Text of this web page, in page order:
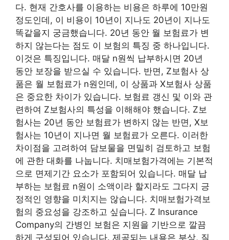
다. 현재 간호사를 이용하는 비용은 하루에 10만원
정도인데, 이 비용이 10년이 지나도 20년이 지나도
똑같을지 궁금했습니다. 20년 동안 월 보험료가 변
하지 않는다는 점도 이 보험의 특징 중 하나입니다.
이것은 특징입니다. 매달 n원씩 납부하시면 20년
동안 보장을 받으실 수 있습니다. 반면, Z보험사 상
품은 월 보험료가 n원인데, 이 상품과 X보험사 상품
은 중요한 차이가 있습니다. 보험료 갱신 및 이와 관
련하여 Z보험사의 특성을 이해해야 했습니다. Z보
험사는 20년 동안 보험료가 변하지 않는 반면, X보
험사는 10년이 지나면 월 보험료가 오른다. 이러한
차이점을 고려하여 담보물을 면밀히 검토하고 보험
에 관한 대화를 나눕니다. 치매보험가격에는 기본적
으로 면제기간 요소가 포함되어 있습니다. 매달 납
부하는 보험료 n원이 소액이라 할지라도 그다지 긍
정적인 영향을 미치지는 않습니다. 치매보험가격보
험의 중요성을 강조하고 싶습니다. Z Insurance
Company의 간병인 보험은 지원을 기반으로 깔끔
하게 구성되어 있습니다. 제공되는 내용은 부상, 질